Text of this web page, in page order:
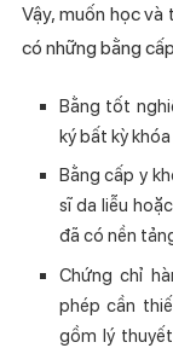
Vậy, muốn học
có những bằng
Bằng tốt
ký bất kỳ
Bằng cấp y
sĩ da liễu
đã có nền
Chứng chỉ
phép cần
gồm lý